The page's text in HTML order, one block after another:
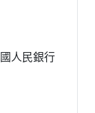
人民銀行